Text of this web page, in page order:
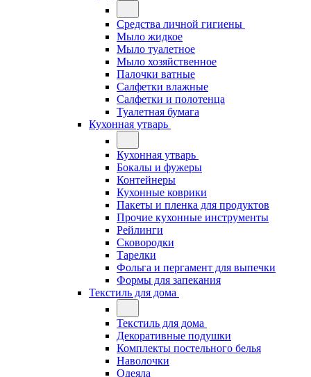
Средства личной гигиены
Мыло жидкое
Мыло туалетное
Мыло хозяйственное
Палочки ватные
Салфетки влажные
Салфетки и полотенца
Туалетная бумага
Кухонная утварь
Кухонная утварь
Бокалы и фужеры
Контейнеры
Кухонные коврики
Пакеты и пленка для продуктов
Прочие кухонные инструменты
Рейлинги
Сковородки
Тарелки
Фольга и пергамент для выпечки
Формы для запекания
Текстиль для дома
Текстиль для дома
Декоративные подушки
Комплекты постельного белья
Наволочки
Одеяла